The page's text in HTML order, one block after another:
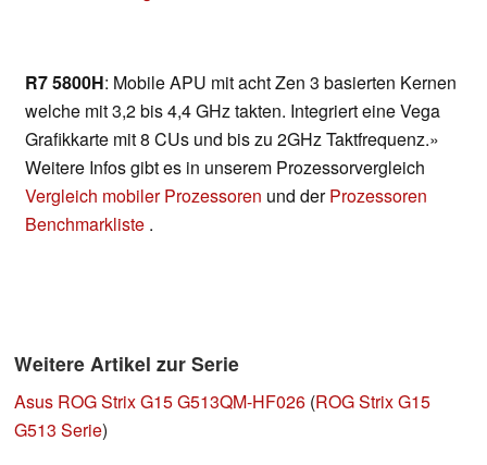
R7 5800H: Mobile APU mit acht Zen 3 basierten Kernen
welche mit 3,2 bis 4,4 GHz takten. Integriert eine Vega
Grafikkarte mit 8 CUs und bis zu 2GHz Taktfrequenz.»
Weitere Infos gibt es in unserem Prozessorvergleich
Vergleich mobiler Prozessoren und derProzessoren
Benchmarkliste .
Weitere Artikel zur Serie
Asus ROG Strix G15 G513QM-HF026 (ROG Strix G15
G513 Serie)